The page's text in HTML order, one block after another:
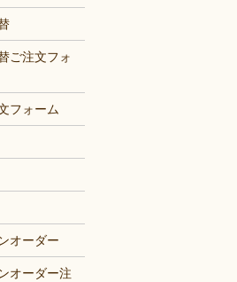
ご注文フォ
フォーム
オーダー
オーダー注